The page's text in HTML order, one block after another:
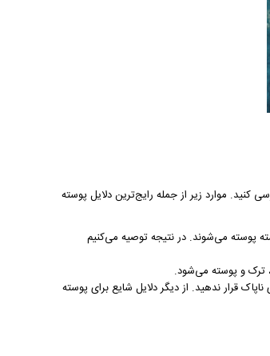
موارد زیر از جمله رایج‌ترین دلایل پوسته
پوسته می‌شوند. در نتیجه توصیه می‌کنیم
ترک و پوسته می‌شود.
قرار ندهید. از دیگر دلایل شایع برای پوسته